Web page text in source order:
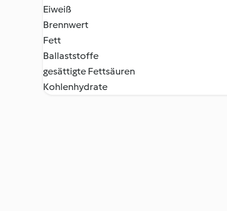
Eiweiß
Brennwert
Fett
Ballaststoffe
gesättigte Fettsäuren
Kohlenhydrate